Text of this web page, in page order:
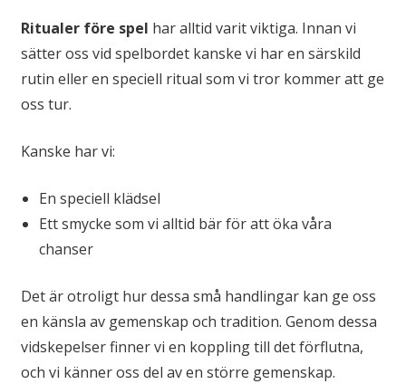
Ritualer före spel har alltid varit viktiga. Innan vi
sätter oss vid spelbordet kanske vi har en särskild
rutin eller en speciell ritual som vi tror kommer att ge
oss tur.
Kanske har vi:
En speciell klädsel
Ett smycke som vi alltid bär för att öka våra
chanser
Det är otroligt hur dessa små handlingar kan ge oss
en känsla av gemenskap och tradition. Genom dessa
vidskepelser finner vi en koppling till det förflutna,
och vi känner oss del av en större gemenskap.